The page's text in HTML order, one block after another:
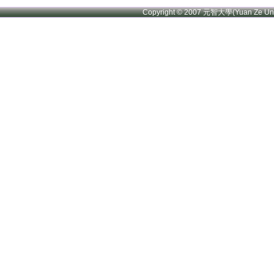
Copyright © 2007 元智大學(Yuan Ze